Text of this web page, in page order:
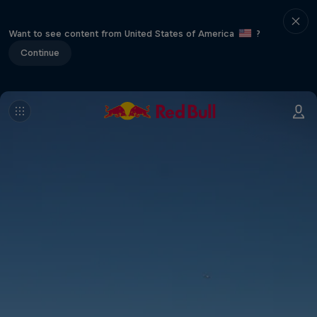
Want to see content from United States of America
?
Continue